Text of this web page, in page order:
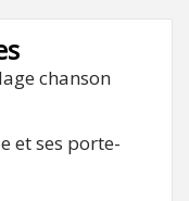
chanson
et ses porte-